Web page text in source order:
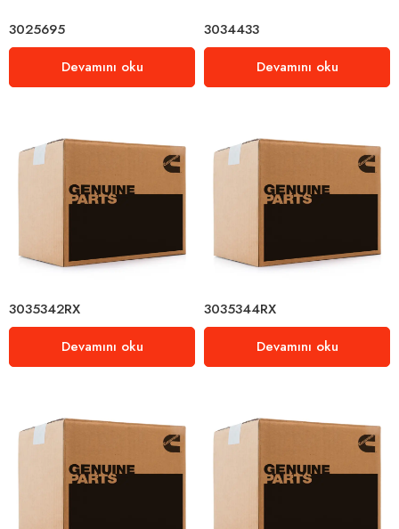
3025695
Devamını oku
3034433
Devamını oku
3035342RX
Devamını oku
3035344RX
Devamını oku